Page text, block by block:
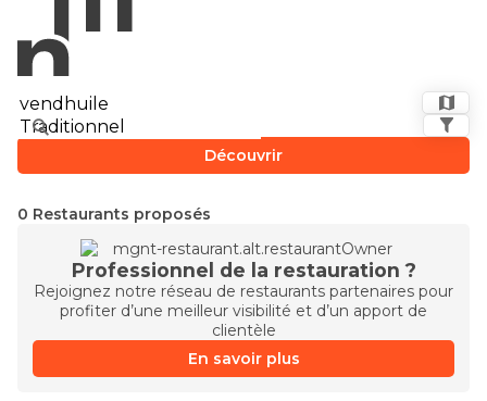
Découvrir
0 Restaurants proposés
Professionnel de la restauration ?
Rejoignez notre réseau de restaurants partenaires pour
profiter d’une meilleur visibilité et d’un apport de
clientèle
En savoir plus